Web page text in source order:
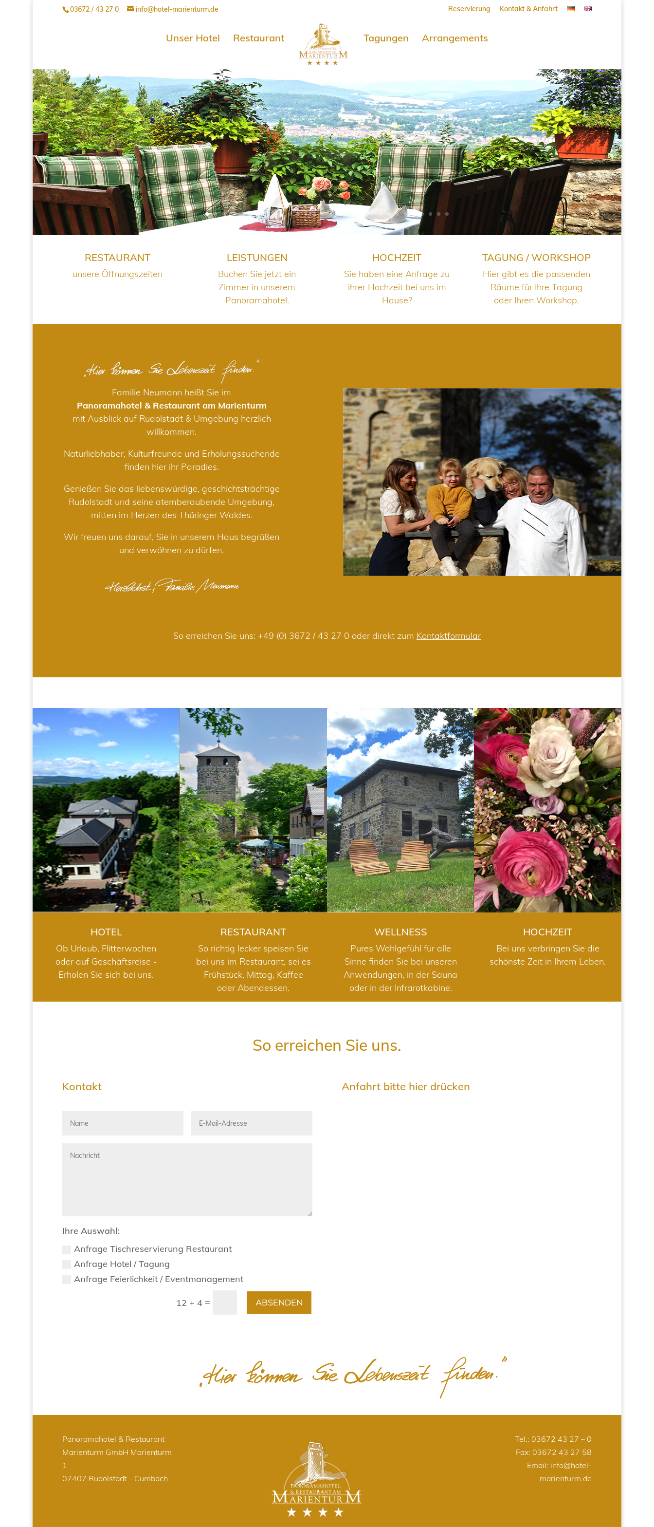
03672 / 43 27 0 info@hotel-marienturm.de Reservierung Kontakt & Anfahrt
Unser Hotel Restaurant Tagungen Arrangements
RESTAURANT
unsere Öffnungszeiten
LEISTUNGEN
Buchen Sie jetzt ein
Zimmer in unserem
Panoramahotel.
HOCHZEIT
Sie haben eine Anfrage zu
ihrer Hochzeit bei uns im
Hause?
TAGUNG / WORKSHOP
Hier gibt es die passenden
Räume für Ihre Tagung
oder Ihren Workshop.
Familie Neumann heißt Sie im
Panoramahotel & Restaurant am Marienturm
mit Ausblick auf Rudolstadt & Umgebung herzlich
willkommen.
Naturliebhaber, Kulturfreunde und Erholungssuchende
finden hier ihr Paradies.
Genießen Sie das liebenswürdige, geschichtsträchtige
Rudolstadt und seine atemberaubende Umgebung,
mitten im Herzen des Thüringer Waldes.
Wir freuen uns darauf, Sie in unserem Haus begrüßen
und verwöhnen zu dürfen.
So erreichen Sie uns: +49 (0) 3672 / 43 27 0 oder direkt zum Kontaktformular
HOTEL
HOTEL
Ob Urlaub, Flitterwochen
oder auf Geschäftsreise -
Erholen Sie sich bei uns.
RESTAURANT
RESTAURANT
So richtig lecker speisen Sie
bei uns im Restaurant, sei es
Frühstück, Mittag, Kaffee
oder Abendessen.
WELLNESS
WELLNESS
Pures Wohlgefühl für alle
Sinne finden Sie bei unseren
Anwendungen, in der Sauna
oder in der Infrarotkabine.
HOCHZEIT
HOCHZEIT
Bei uns verbringen Sie die
schönste Zeit in Ihrem Leben.
So erreichen Sie uns.
Kontakt
Ihre Auswahl:
Anfrage Tischreservierung Restaurant
Anfrage Hotel / Tagung
Anfrage Feierlichkeit / Eventmanagement
12 + 4 = ABSENDEN
Anfahrt bitte hier drücken
Panoramahotel & Restaurant
Marienturm GmbH Marienturm
1
07407 Rudolstadt – Cumbach
Tel.: 03672 43 27 – 0
Fax: 03672 43 27 58
Email: info@hotel-
marienturm.de